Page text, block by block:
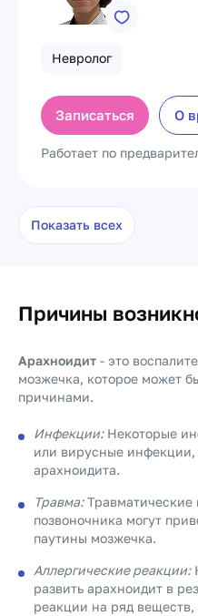
Невролог
Записаться О
Работает по
Показать всех
Причины
Арахноидит - это
мозжечка, которое может
причинами.
Инфекции:Некоторые
или вирусные инфекции,
арахноидита.
Травма:Травматические
позвоночника могут
паутины мозжечка.
Аллергические реакции:
развить арахноидит в
реакции на ряд